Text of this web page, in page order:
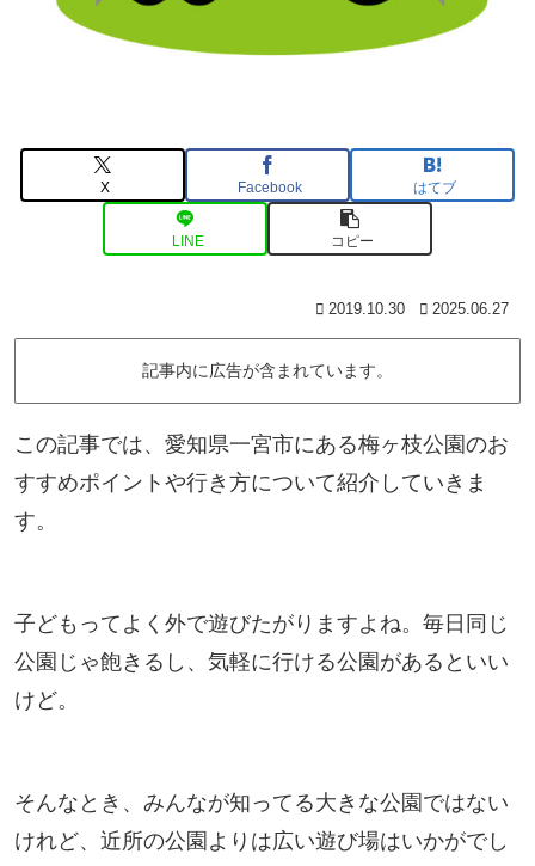
X Facebook はてブ
LINE コピー
2019.10.30 2025.06.27
記事内に広告が含まれています。
この記事では、愛知県一宮市にある梅ヶ枝公園のお
すすめポイントや行き方について紹介していきま
す。
子どもってよく外で遊びたがりますよね。毎日同じ
公園じゃ飽きるし、気軽に行ける公園があるといい
けど。
そんなとき、みんなが知ってる大きな公園ではない
けれど、近所の公園よりは広い遊び場はいかがでし